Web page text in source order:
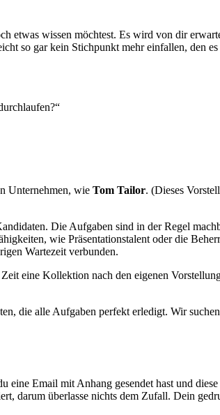
etwas wissen möchtest. Es wird von dir
so gar kein Stichpunkt mehr einfallen, den
Unternehmen, wie Tom Tailor. (Dieses
Die Aufgaben sind in der Regel
wie Präsentationstalent oder die
Wartezeit verbunden.
eine Kollektion nach den eigenen
die alle Aufgaben perfekt erledigt. Wir
Email mit Anhang gesendet hast und
darum überlasse nichts dem Zufall. Dein